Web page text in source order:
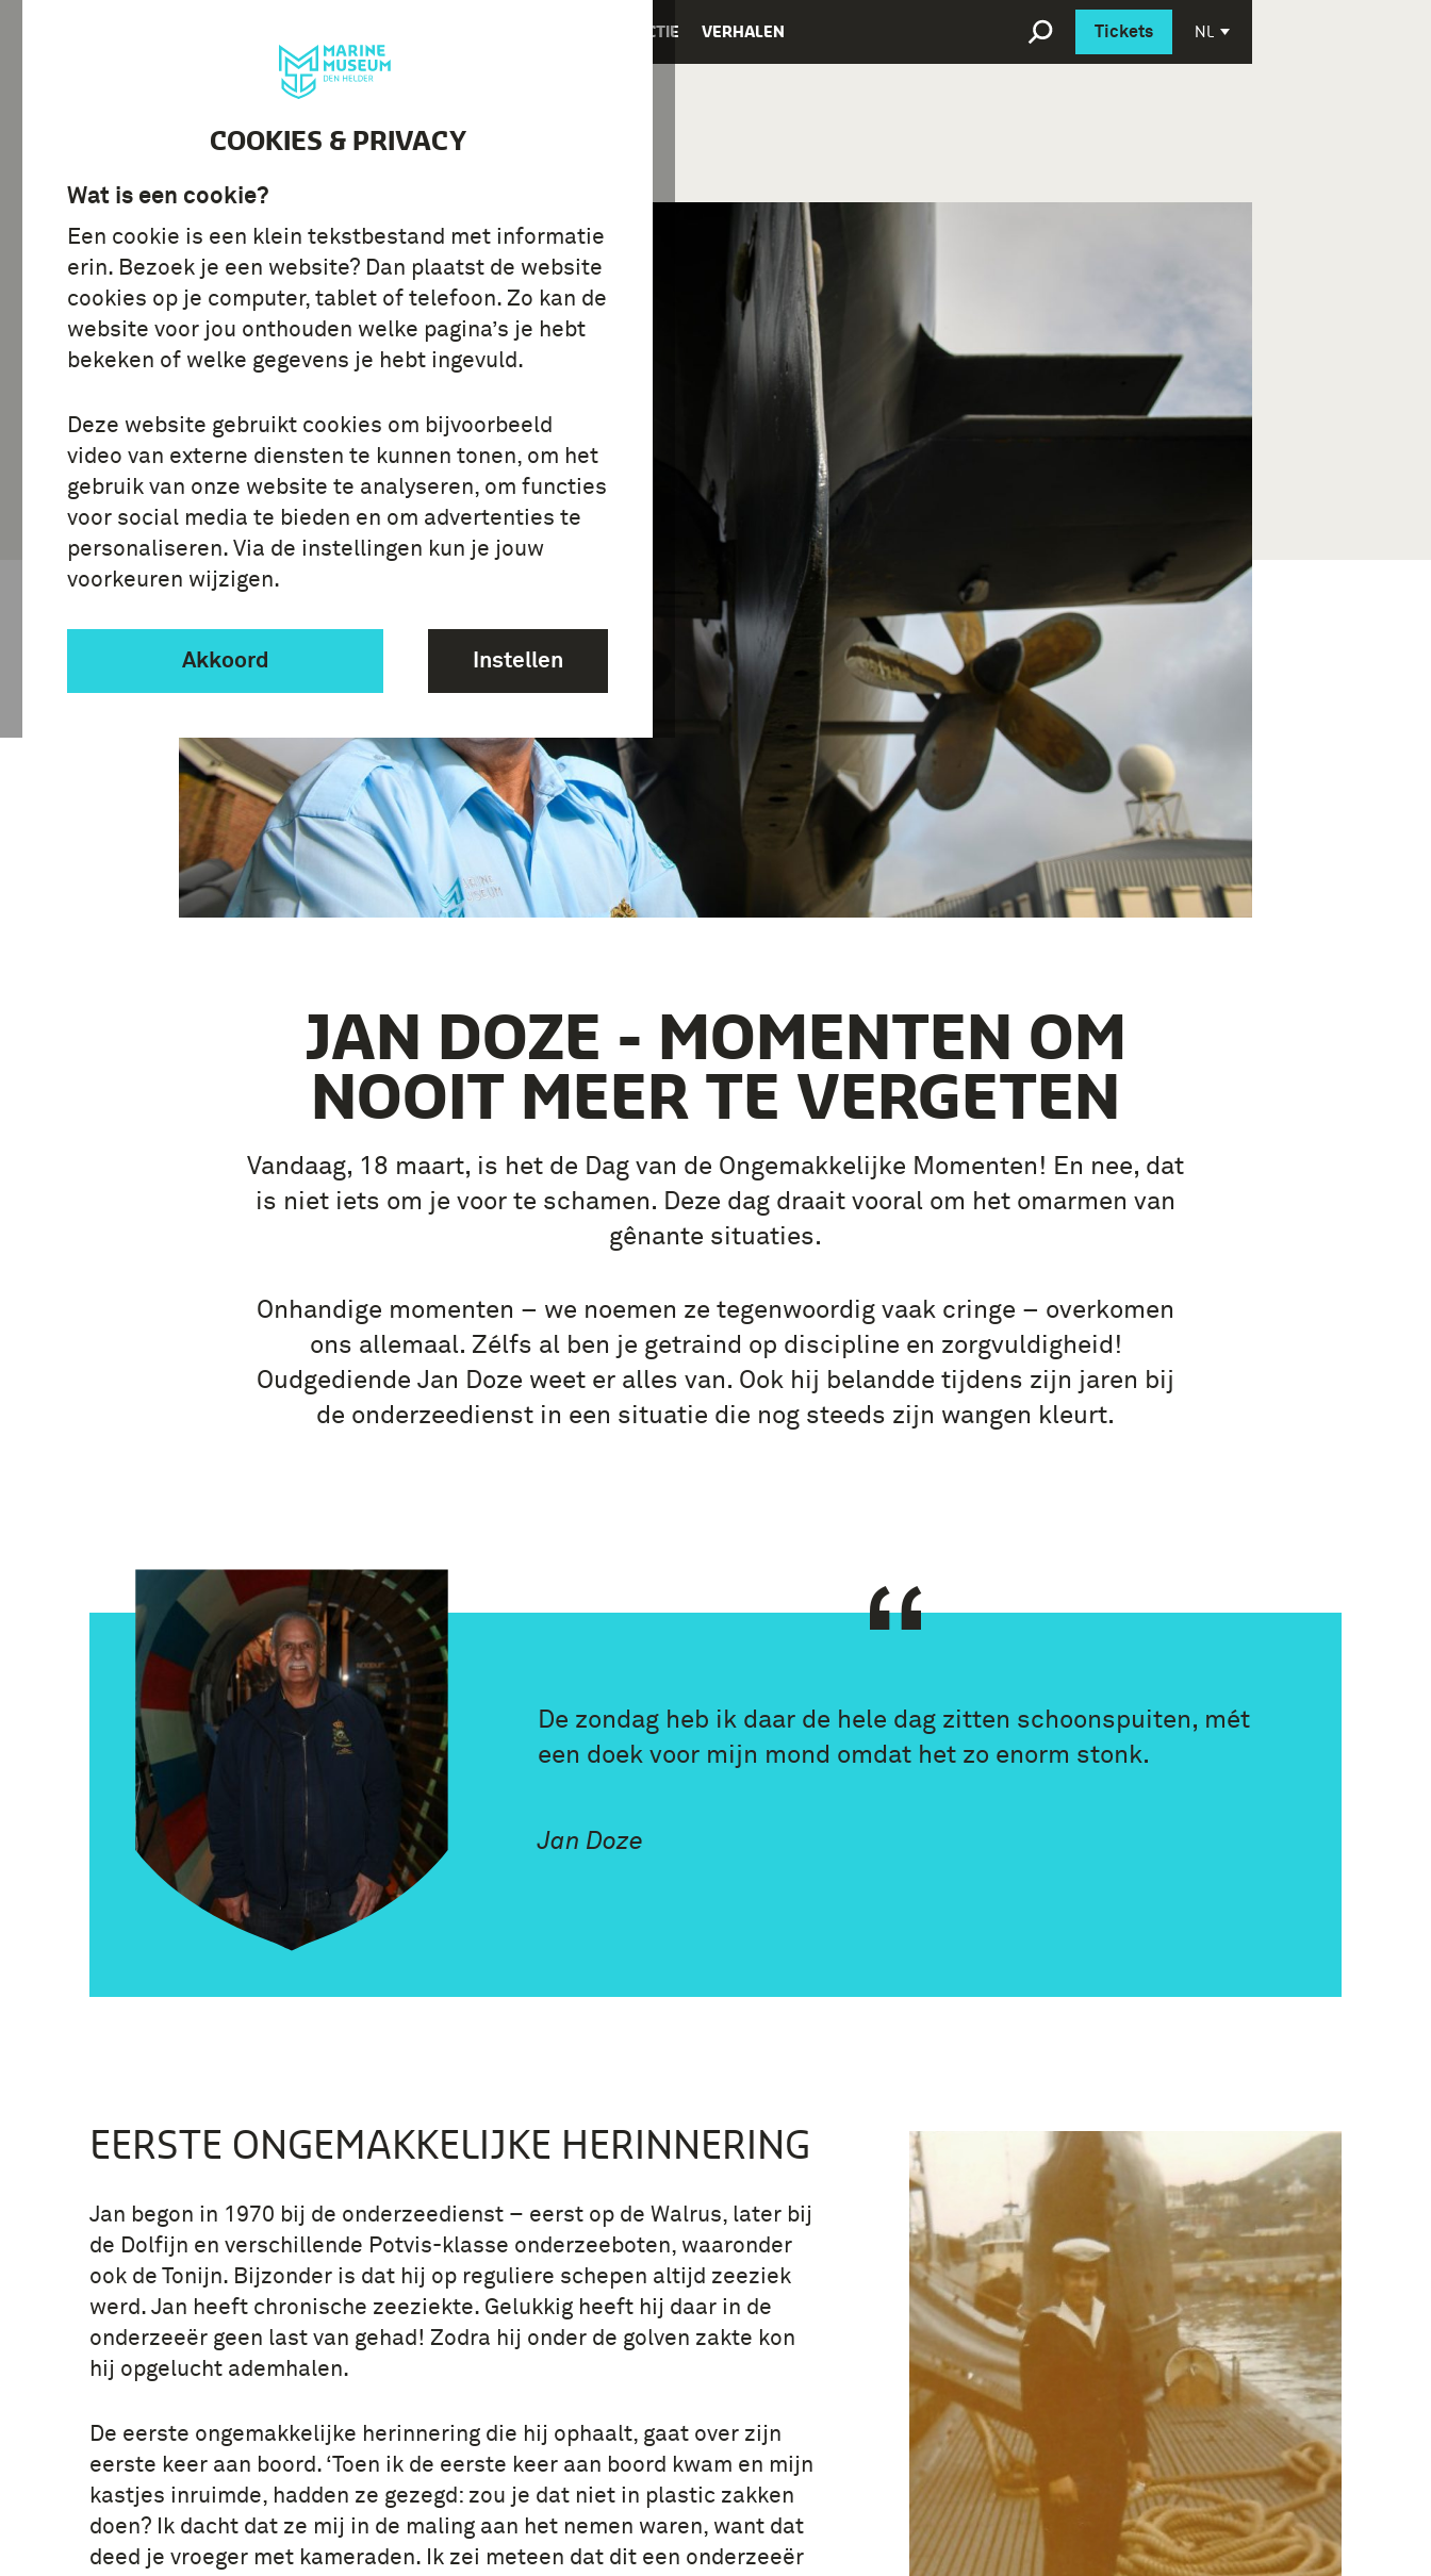
COOKIES & PRIVACY
Wat is een cookie?
Een cookie is een klein tekstbestand met informatie
erin. Bezoek je een website? Dan plaatst de website
cookies op je computer, tablet of telefoon. Zo kan de
website voor jou onthouden welke pagina’s je hebt
bekeken of welke gegevens je hebt ingevuld.
Deze website gebruikt cookies om bijvoorbeeld
video van externe diensten te kunnen tonen, om het
gebruik van onze website te analyseren, om functies
voor social media te bieden en om advertenties te
personaliseren. Via de instellingen kun je jouw
voorkeuren wijzigen.
Akkoord Instellen
COLLECTIE VERHALEN Tickets NL
Deutsch
JAN DOZE - MOMENTEN OM
NOOIT MEER TE VERGETEN
Vandaag, 18 maart, is het de Dag van de Ongemakkelijke Momenten! En nee, dat
is niet iets om je voor te schamen. Deze dag draait vooral om het omarmen van
gênante situaties.
Onhandige momenten – we noemen ze tegenwoordig vaak cringe – overkomen
ons allemaal. Zélfs al ben je getraind op discipline en zorgvuldigheid!
Oudgediende Jan Doze weet er alles van. Ook hij belandde tijdens zijn jaren bij
de onderzeedienst in een situatie die nog steeds zijn wangen kleurt.
De zondag heb ik daar de hele dag zitten schoonspuiten, mét
een doek voor mijn mond omdat het zo enorm stonk.
Jan Doze
EERSTE ONGEMAKKELIJKE HERINNERING
Jan begon in 1970 bij de onderzeedienst – eerst op de Walrus, later bij
de Dolfijn en verschillende Potvis-klasse onderzeeboten, waaronder
ook de Tonijn. Bijzonder is dat hij op reguliere schepen altijd zeeziek
werd. Jan heeft chronische zeeziekte. Gelukkig heeft hij daar in de
onderzeeër geen last van gehad! Zodra hij onder de golven zakte kon
hij opgelucht ademhalen.
De eerste ongemakkelijke herinnering die hij ophaalt, gaat over zijn
eerste keer aan boord. ‘Toen ik de eerste keer aan boord kwam en mijn
kastjes inruimde, hadden ze gezegd: zou je dat niet in plastic zakken
doen? Ik dacht dat ze mij in de maling aan het nemen waren, want dat
deed je vroeger met kameraden. Ik zei meteen dat dit een onderzeeër